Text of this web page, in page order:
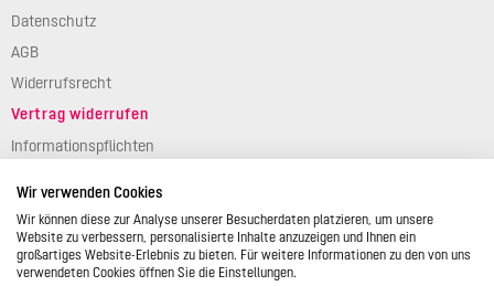
Datenschutz
AGB
Widerrufsrecht
Vertrag widerrufen
Informationspflichten
Wir verwenden Cookies
Wir können diese zur Analyse unserer Besucherdaten platzieren, um unsere
Website zu verbessern, personalisierte Inhalte anzuzeigen und Ihnen ein
großartiges Website-Erlebnis zu bieten. Für weitere Informationen zu den von uns
verwendeten Cookies öffnen Sie die Einstellungen.